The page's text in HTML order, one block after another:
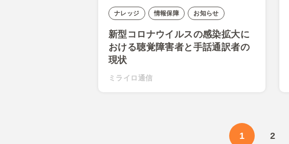
ナレッジ 情報保障 お知らせ
新型コロナウイルスの感染拡大に
おける聴覚障害者と手話通訳者の
現状
ミライロ通信
1 2